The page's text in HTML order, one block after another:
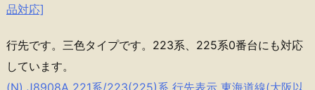
品対応]
行先です。三色タイプです。223系、225系0番台にも対応
しています。
(N) J8908A 221系/223(225)系 行先表示 東海道線(大阪以